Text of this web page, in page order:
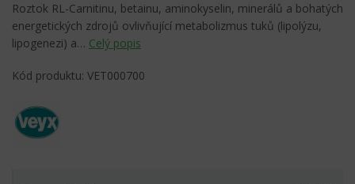
Roztok RL-Carnitinu, betainu, aminokyselin, minerálů a bohatých
energetických zdrojů ovlivňující metabolizmus tuků (lipolýzu,
lipogenezi) a… Celý popis
Kód produktu: VET000700